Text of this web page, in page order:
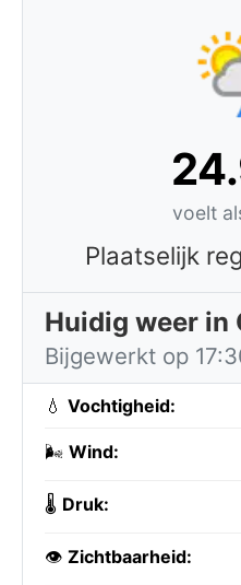
voelt
Plaatselijk
Huidig weer in
Bijgewerkt op
💧 Vochtigheid:
🌬️ Wind:
🌡️ Druk:
👁️ Zichtbaarheid: